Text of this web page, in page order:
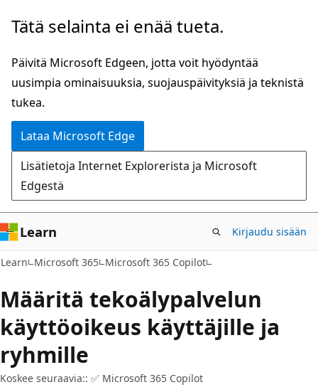
Siirry
Tätä selainta ei enää tueta.
Päivitä Microsoft Edgeen, jotta voit hyödyntää
uusimpia ominaisuuksia, suojauspäivityksiä ja teknistä
tukea.
Lataa Microsoft Edge
Lisätietoja Internet Explorerista ja Microsoft
Edgestä
Learn Kirjaudu sisään
Learn Microsoft 365 Microsoft 365 Copilot
Määritä tekoälypalvelun
käyttöoikeus käyttäjille ja
ryhmille
Koskee seuraavia:: ✅ Microsoft 365 Copilot